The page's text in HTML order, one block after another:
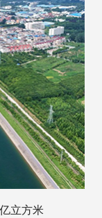
立方米